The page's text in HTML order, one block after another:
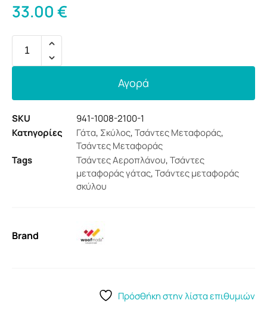
33.00€
Αγορά
SKU
941-1008-2100-1
Κατηγορίες
Γάτα, Σκύλος,Τσάντες Μεταφοράς,
Τσάντες Μεταφοράς
Tags
Τσάντες Αεροπλάνου,Τσάντες
μεταφοράς γάτας,Τσάντες μεταφοράς
σκύλου
Brand
Πρόσθήκη στην λίστα επιθυμιών